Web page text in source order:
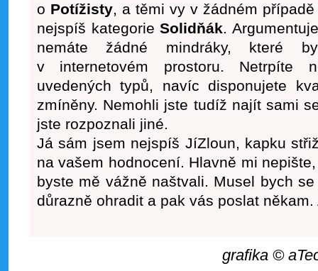
o Potížisty, a těmi vy v žádném
nejspíš kategorieSolidňák.
nemáte žádné mindráky, které
v internetovém prostoru. Netrpíte
uvedených typů, navíc disponujete
zmíněny. Nemohli jste tudíž najít sami
jste rozpoznali jiné.
Já sám jsem nejspíš JíZloun, kapku
na vašem hodnocení. Hlavně mi
byste mě vážně naštvali. Musel bych
důrazně ohradit a pak vás poslat
grafika ©